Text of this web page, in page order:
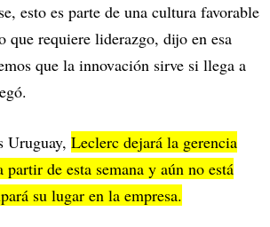
esto es parte de una cultura favorable
que requiere liderazgo, dijo en esa
que la innovación sirve si llega a
Uruguay, Leclerc dejará la gerencia
partir de esta semana y aún no está
su lugar en la empresa.